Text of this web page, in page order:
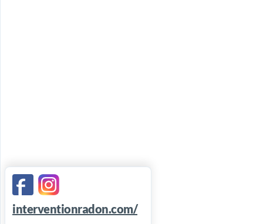
interventionradon.com/